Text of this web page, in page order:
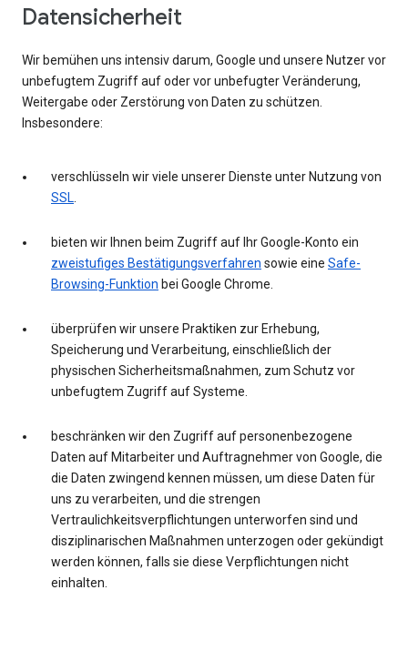
Datensicherheit
Wir bemühen uns intensiv darum, Google und unsere Nutzer vor
unbefugtem Zugriff auf oder vor unbefugter Veränderung,
Weitergabe oder Zerstörung von Daten zu schützen.
Insbesondere:
verschlüsseln wir viele unserer Dienste unter Nutzung von
SSL.
bieten wir Ihnen beim Zugriff auf Ihr Google-Konto ein
zweistufiges Bestätigungsverfahren sowie eine Safe-
Browsing-Funktion bei Google Chrome.
überprüfen wir unsere Praktiken zur Erhebung,
Speicherung und Verarbeitung, einschließlich der
physischen Sicherheitsmaßnahmen, zum Schutz vor
unbefugtem Zugriff auf Systeme.
beschränken wir den Zugriff auf personenbezogene
Daten auf Mitarbeiter und Auftragnehmer von Google, die
die Daten zwingend kennen müssen, um diese Daten für
uns zu verarbeiten, und die strengen
Vertraulichkeitsverpflichtungen unterworfen sind und
disziplinarischen Maßnahmen unterzogen oder gekündigt
werden können, falls sie diese Verpflichtungen nicht
einhalten.